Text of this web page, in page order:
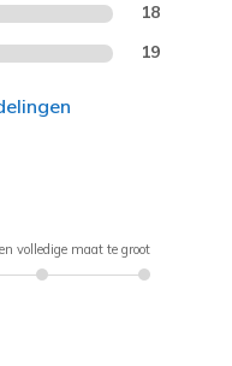
18
19
volledige maat te groot